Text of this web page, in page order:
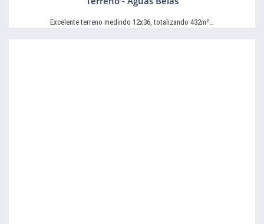
Excelente terreno medindo 12x36, totalizando 432m²…